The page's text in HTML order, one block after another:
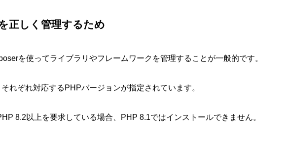
正しく管理するため
を使ってライブラリやフレームワークを管理することが一般的です。
れぞれ対応するPHPバージョンが指定されています。
8.2以上を要求している場合、PHP 8.1ではインストールできません。